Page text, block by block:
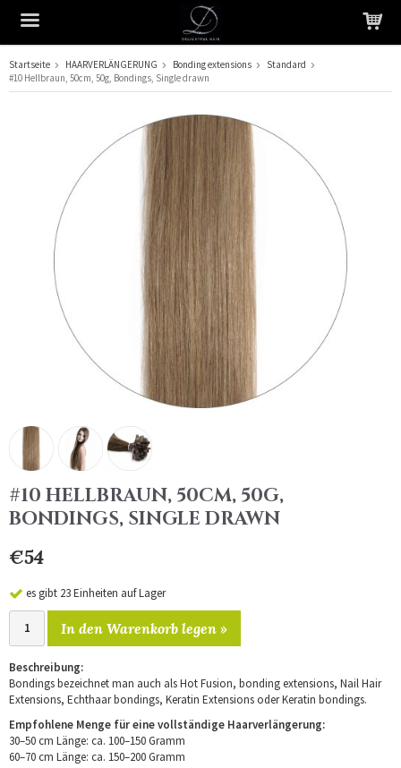
Das Produkt wurde in Ihren Warenkorb gelegt
Startseite HAARVERLÄNGERUNG Bonding extensions
Standard
#10 Hellbraun, 50cm, 50g, Bondings, Single drawn
#10 HELLBRAUN, 50CM, 50G,
BONDINGS, SINGLE DRAWN
€54
es gibt 23 Einheiten auf Lager
In den Warenkorb legen »
Beschreibung:
Bondings bezeichnet man auch als Hot Fusion, bonding extensions, Nail Hair
Extensions, Echthaar bondings, Keratin Extensions oder Keratin bondings.
Empfohlene Menge für eine vollständige Haarverlängerung:
30–50 cm Länge: ca. 100–150 Gramm
60–70 cm Länge: ca. 150–200 Gramm